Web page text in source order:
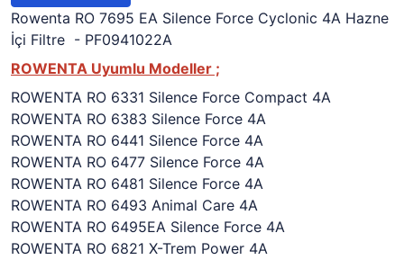
Rowenta RO 7695 EA Silence Force Cyclonic 4A Hazne
İçi Filtre - PF0941022A
ROWENTA Uyumlu Modeller ;
ROWENTA RO 6331 Silence Force Compact 4A
ROWENTA RO 6383 Silence Force 4A
ROWENTA RO 6441 Silence Force 4A
ROWENTA RO 6477 Silence Force 4A
ROWENTA RO 6481 Silence Force 4A
ROWENTA RO 6493 Animal Care 4A
ROWENTA RO 6495EA Silence Force 4A
ROWENTA RO 6821 X-Trem Power 4A